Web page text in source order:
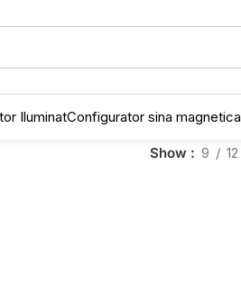
IluminatConfigurator sina magnetica
Show 9 12